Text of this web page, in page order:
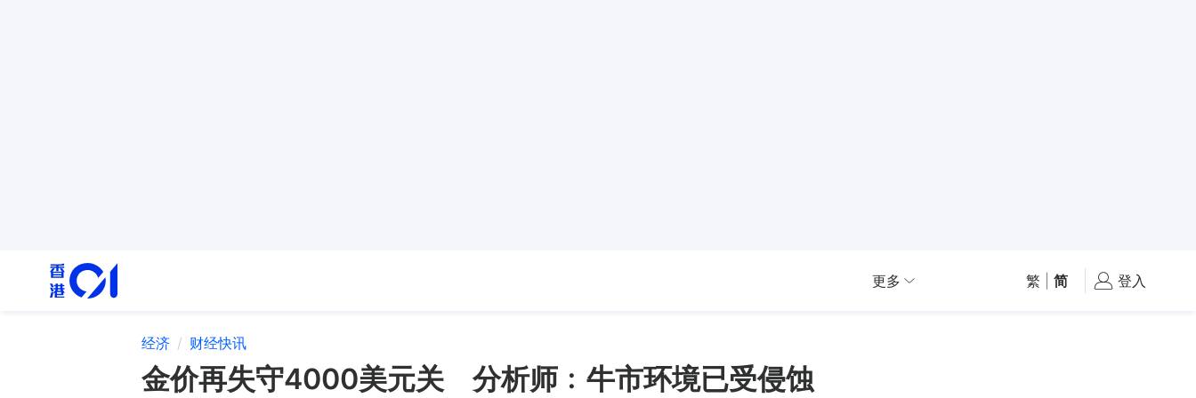
更多 繁 简 登入
经济 财经快讯
金价再失守4000美元关 分析师﹕牛市环境已受侵蚀